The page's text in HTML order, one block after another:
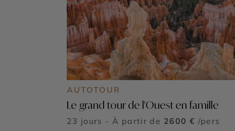
AUTOTOUR
Le grand tour de l'Ouest en famille
23 jours - À partir de 2600 € /pers